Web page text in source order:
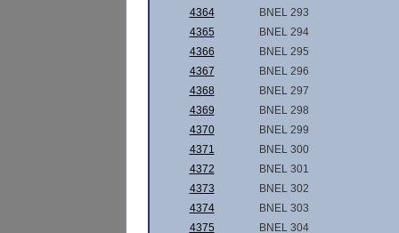
4364
BNEL 293
4365
BNEL 294
4366
BNEL 295
4367
BNEL 296
4368
BNEL 297
4369
BNEL 298
4370
BNEL 299
4371
BNEL 300
4372
BNEL 301
4373
BNEL 302
4374
BNEL 303
4375
BNEL 304